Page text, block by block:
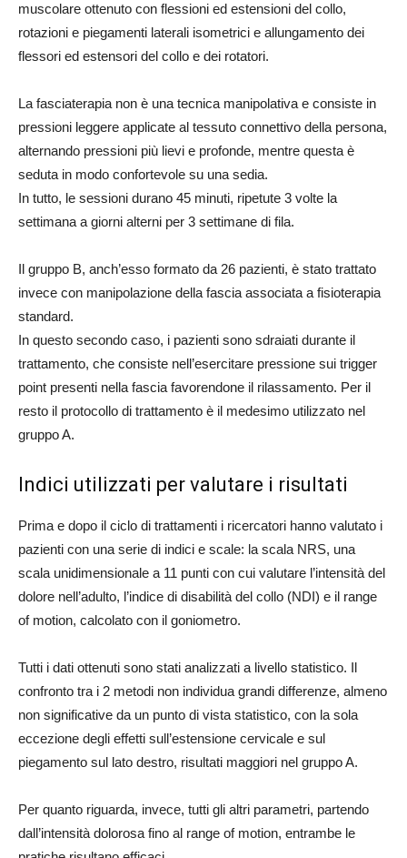
muscolare ottenuto con flessioni ed estensioni del collo,
rotazioni e piegamenti laterali isometrici e allungamento dei
flessori ed estensori del collo e dei rotatori.
La fasciaterapia non è una tecnica manipolativa e consiste in
pressioni leggere applicate al tessuto connettivo della persona,
alternando pressioni più lievi e profonde, mentre questa è
seduta in modo confortevole su una sedia.
In tutto, le sessioni durano 45 minuti, ripetute 3 volte la
settimana a giorni alterni per 3 settimane di fila.
Il gruppo B, anch’esso formato da 26 pazienti, è stato trattato
invece con manipolazione della fascia associata a fisioterapia
standard.
In questo secondo caso, i pazienti sono sdraiati durante il
trattamento, che consiste nell’esercitare pressione sui trigger
point presenti nella fascia favorendone il rilassamento. Per il
resto il protocollo di trattamento è il medesimo utilizzato nel
gruppo A.
Indici utilizzati per valutare i risultati
Prima e dopo il ciclo di trattamenti i ricercatori hanno valutato i
pazienti con una serie di indici e scale: la scala NRS, una
scala unidimensionale a 11 punti con cui valutare l’intensità del
dolore nell’adulto, l’indice di disabilità del collo (NDI) e il range
of motion, calcolato con il goniometro.
Tutti i dati ottenuti sono stati analizzati a livello statistico. Il
confronto tra i 2 metodi non individua grandi differenze, almeno
non significative da un punto di vista statistico, con la sola
eccezione degli effetti sull’estensione cervicale e sul
piegamento sul lato destro, risultati maggiori nel gruppo A.
Per quanto riguarda, invece, tutti gli altri parametri, partendo
dall’intensità dolorosa fino al range of motion, entrambe le